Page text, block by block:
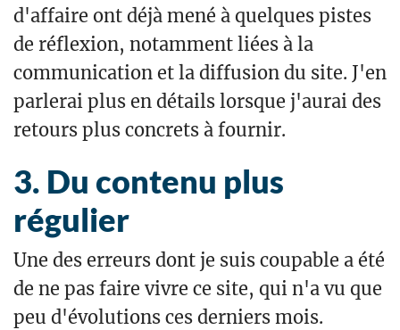
d'affaire ont déjà mené à quelques pistes
de réflexion, notamment liées à la
communication et la diffusion du site. J'en
parlerai plus en détails lorsque j'aurai des
retours plus concrets à fournir.
Du contenu plus
régulier
Une des erreurs dont je suis coupable a été
de ne pas faire vivre ce site, qui n'a vu que
peu d'évolutions ces derniers mois.